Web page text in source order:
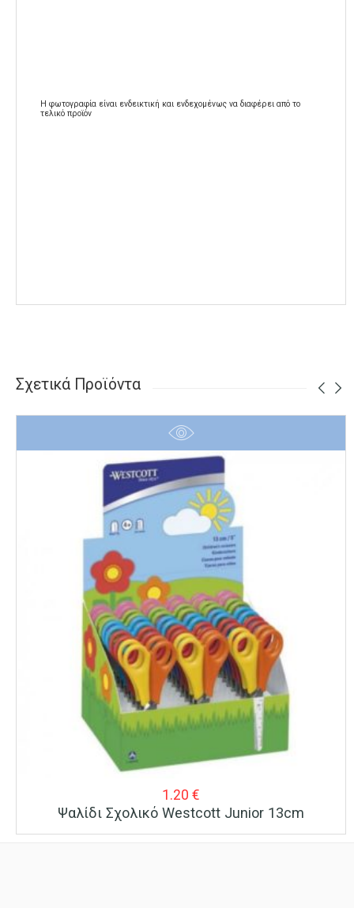
Η φωτογραφία είναι ενδεικτική και ενδεχομένως να διαφέρει από το
τελικό προϊόν
Σχετικά Προϊόντα
1.20 €
Ψαλίδι Σχολικό Westcott Junior 13cm